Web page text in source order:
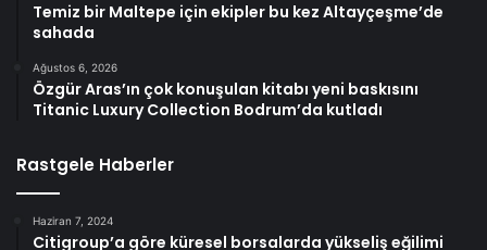
Temiz bir Maltepe için ekipler bu kez Altayçeşme’de
sahada
Ağustos 6, 2026
Özgür Aras’ın çok konuşulan kitabı yeni baskısını
Titanic Luxury Collection Bodrum’da kutladı
Rastgele Haberler
Haziran 7, 2024
Citigroup’a göre küresel borsalarda yükseliş eğilimi